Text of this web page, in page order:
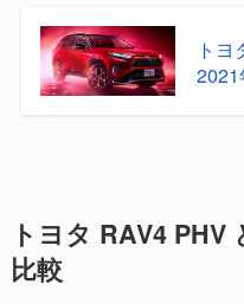
ト
トヨタ RAV4 PHV
比較